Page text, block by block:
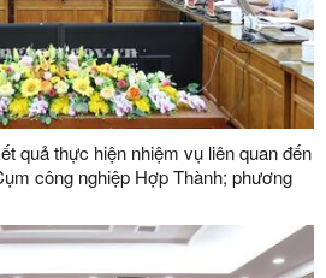
quả thực hiện nhiệm vụ liên quan đến
công nghiệp Hợp Thành; phương
dự án Khu công nghiệp VSIP Lạng